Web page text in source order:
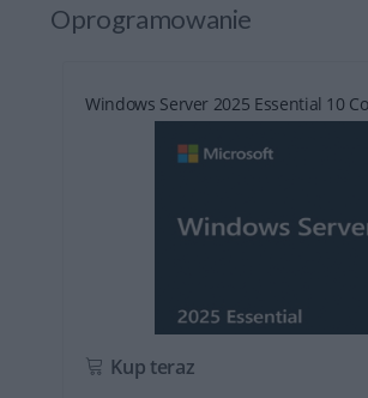
Oprogramowanie
Windows Server 2025 Essential 10
Kup teraz